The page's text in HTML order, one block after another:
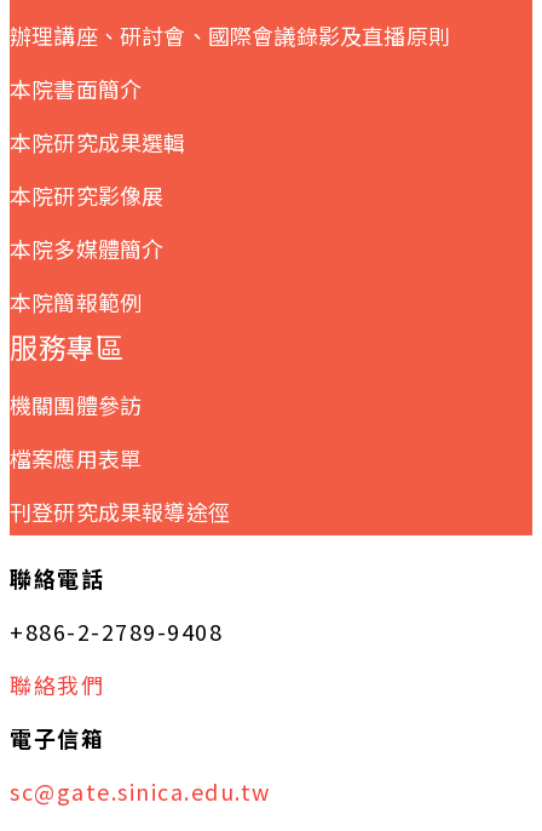
辦理講座、研討會、國際會議錄影及直播原則
本院書面簡介
本院研究成果選輯
本院研究影像展
本院多媒體簡介
本院簡報範例
服務專區
機關團體參訪
檔案應用表單
刊登研究成果報導途徑
聯絡電話
+886-2-2789-9408
聯絡我們
電子信箱
sc@gate.sinica.edu.tw